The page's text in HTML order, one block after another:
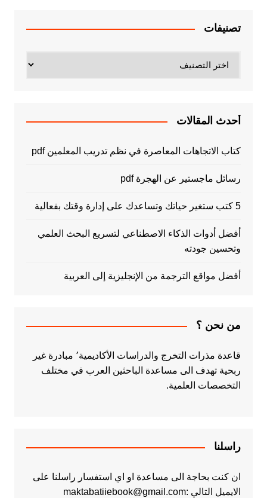
تصنيفات
أحدث المقالات
كتاب الاتجاهات المعاصرة في نظم تدريب المعلمين pdf
رسائل ماجستير عن الهجرة pdf
5 كتب ستغير حياتك وتساعدك على إدارة وقتك بفعالية
أفضل أدوات الذكاء الاصطناعي لتسريع البحث العلمي
وتحسين جودته
أفضل مواقع الترجمة من الإنجليزية إلى العربية
من نحن ؟
قاعدة مذرات التخرج والدراسات الأكاديمية٬ مبادرة غير
ربحية تهدف الى مساعدة الباحثين العرب في مختلف
التخصصات العلمية.
راسلنا
ان كنت بحاجة الى مساعدة او اي استفسار راسلنا على
الايميل التالي :maktabatiiebook@gmail.com